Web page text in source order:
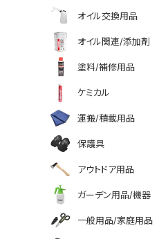
オイル交換用品
オイル関連/添加剤
塗料/補修用品
ケミカル
運搬/積載用品
保護具
アウトドア用品
ガーデン用品/機器
一般用品/家庭用品